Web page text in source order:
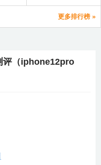
更多排行榜 »
评（iphone12pro